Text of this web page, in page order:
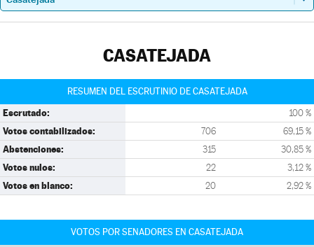
CASATEJADA
RESUMEN DEL ESCRUTINIO DE CASATEJADA
Escrutado: 100 %
Votos contabilizados: 706 69,15 %
Abstenciones: 315 30,85 %
Votos nulos: 22 3,12 %
Votos en blanco: 20 2,92 %
VOTOS POR SENADORES EN CASATEJADA